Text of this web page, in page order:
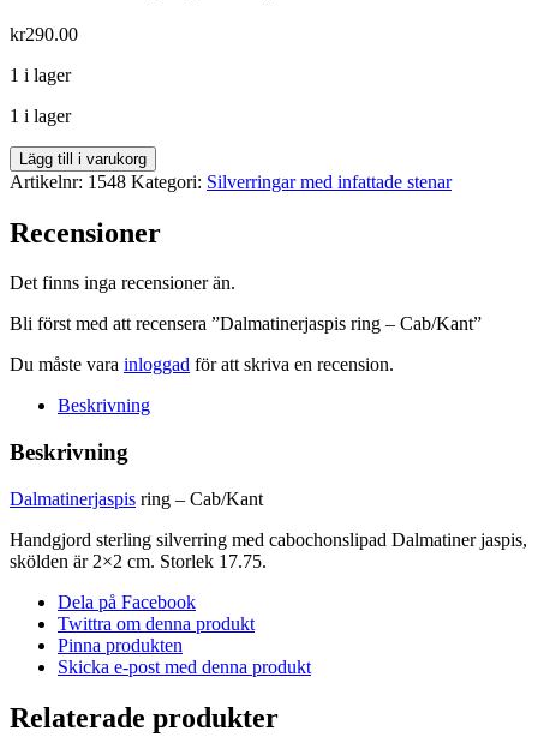
kr290.00
1 i lager
1 i lager
Dalmatinerjaspis
ring
Cab/Kant
mängd
Lägg till i varukorg
Artikelnr: 1548 Kategori: Silverringar med infattade stenar
Recensioner
Det finns inga recensioner än.
Bli först med att recensera ”Dalmatinerjaspis ring – Cab/Kant”
Du måste vara inloggad för att skriva en recension.
Beskrivning
Beskrivning
Dalmatinerjaspis ring – Cab/Kant
Handgjord sterling silverring med cabochonslipad Dalmatiner jaspis,
skölden är 2×2 cm. Storlek 17.75.
Dela på Facebook
Twittra om denna produkt
Pinna produkten
Skicka e-post med denna produkt
Relaterade produkter